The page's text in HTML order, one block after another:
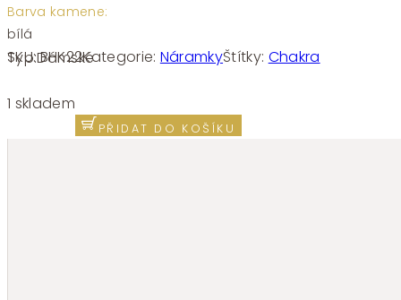
Barva kamene:
bílá
SKU:BHK22Kategorie: NáramkyŠtítky: Chakra
Typ:Dámské
1 sklademBrosway
Chakra
PŘIDAT DO KOŠÍKU